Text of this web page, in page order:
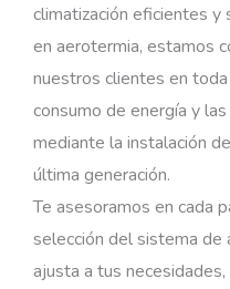
climatización eficientes
en aerotermia, estamos
nuestros clientes en
consumo de energía y
mediante la instalación
última generación.
Te asesoramos en cada
selección del sistema de
ajusta a tus